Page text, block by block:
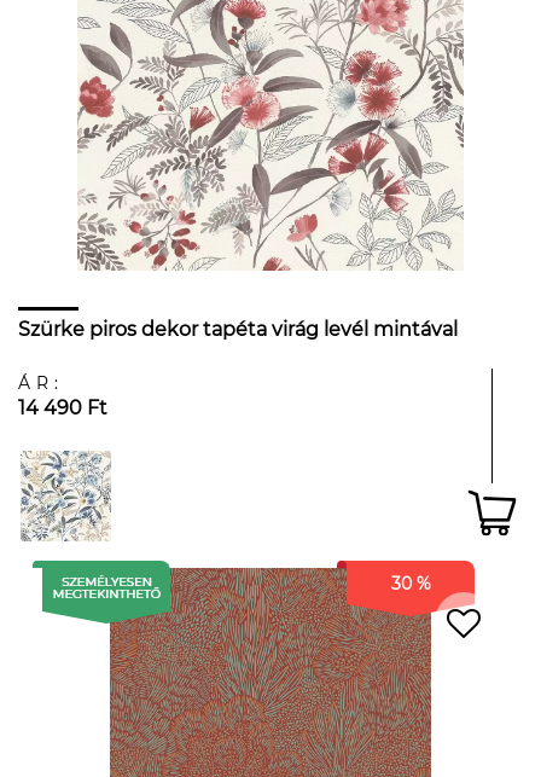
Szürke piros dekor tapéta virág levél mintával
ÁR:
14 490 Ft
30 %